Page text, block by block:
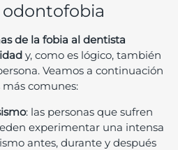
de la fobia al dentista
y, como es lógico, también
Veamos a continuación
comunes:
: las personas que sufren
experimentar una intensa
antes, durante y después